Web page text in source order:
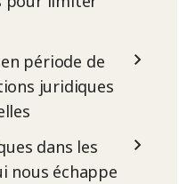
période de
juridiques
dans les
nous échappe